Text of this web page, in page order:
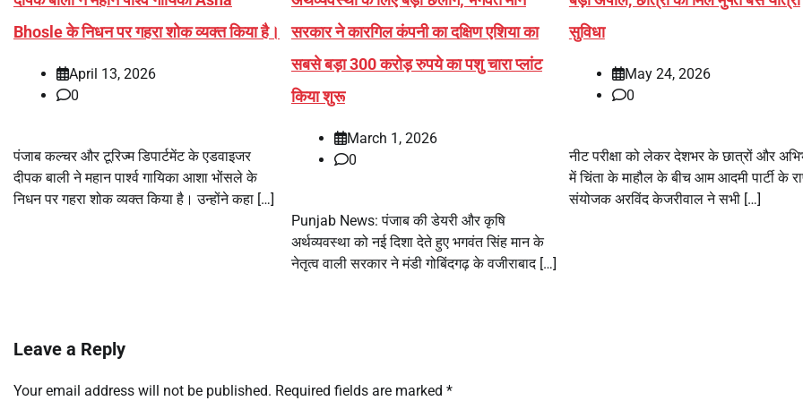
Bhosle के निधन पर गहरा शोक व्यक्त किया है।
April 13, 2026
0
पंजाब कल्चर और टूरिज्म डिपार्टमेंट के एडवाइजर
दीपक बाली ने महान पार्श्व गायिका आशा भोंसले के
निधन पर गहरा शोक व्यक्त किया है। उन्होंने कहा […]
सरकार ने कारगिल कंपनी का दक्षिण एशिया का
सबसे बड़ा 300 करोड़ रुपये का पशु चारा प्लांट
किया शुरू
March 1, 2026
0
Punjab News: पंजाब की डेयरी और कृषि
अर्थव्यवस्था को नई दिशा देते हुए भगवंत सिंह मान के
नेतृत्व वाली सरकार ने मंडी गोबिंदगढ़ के वजीराबाद […]
सुविधा
May 24, 2026
0
नीट परीक्षा को लेकर देशभर के छात्रों और
में चिंता के माहौल के बीच आम आदमी पार्टी के
संयोजक अरविंद केजरीवाल ने सभी […]
Leave a Reply
Your email address will not be published. Required fields are marked *